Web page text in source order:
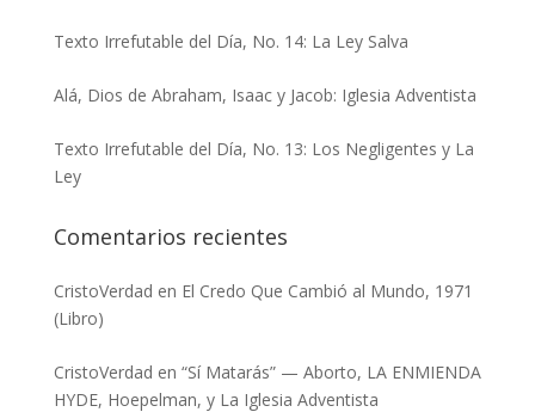
Texto Irrefutable del Día, No. 14: La Ley Salva
Alá, Dios de Abraham, Isaac y Jacob: Iglesia Adventista
Texto Irrefutable del Día, No. 13: Los Negligentes y La
Ley
Comentarios recientes
CristoVerdad en El Credo Que Cambió al Mundo, 1971
(Libro)
CristoVerdad en “Sí Matarás” — Aborto, LA ENMIENDA
HYDE, Hoepelman, y La Iglesia Adventista